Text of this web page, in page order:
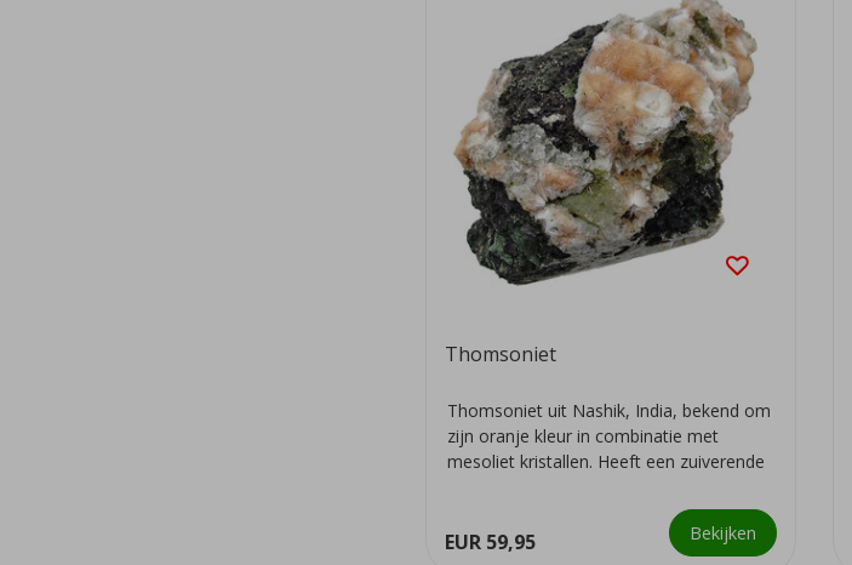
Thomsoniet
Thomsoniet uit Nashik, India, bekend om
zijn oranje kleur in combinatie met
mesoliet kristallen. Heeft een zuiverende
EUR 59,95 Bekijken